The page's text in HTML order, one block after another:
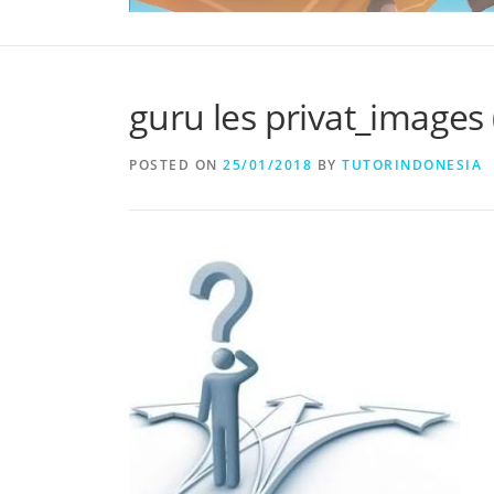
guru les privat_images
POSTED ON 25/01/2018 BY TUTORINDONESIA